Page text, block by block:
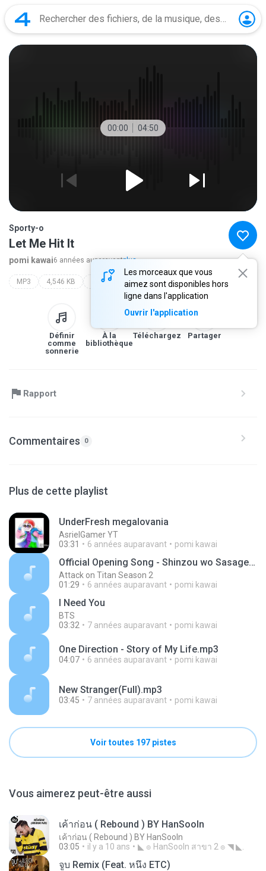
00:00 04:50
Les morceaux que vous
aimez sont disponibles hors
ligne dans l'application
Ouvrir l'application
Sporty-o
Let Me Hit It
pomi kawai6 années auparavantplus...
MP3 4,546 KB sporty-o
Définir
comme
sonnerie
À la
bibliothèque
Téléchargez Partager
Rapport
Commentaires 0
Plus de cette playlist
UnderFresh megalovania
AsrielGamer YT
03:31
6 années auparavant pomi kawai
Official Opening Song - Shinzou wo Sasageyo by Li
Attack on Titan Season 2
01:29
6 années auparavant pomi kawai
I Need You
BTS
03:32
7 années auparavant pomi kawai
One Direction - Story of My Life.mp3
04:07 6 années auparavant pomi kawai
New Stranger(Full).mp3
03:45 7 années auparavant pomi kawai
Voir toutes 197 pistes
Vous aimerez peut-être aussi
เค้าก่อน ( Rebound ) BY HanSooIn
เค้าก่อน ( Rebound ) BY HanSooIn
03:05
il y a 10 ans ◣ ๏ HanSooIn สาขา 2 ๏ ◥ ◣.
จูบ Remix (Feat. หนึ่ง ETC)